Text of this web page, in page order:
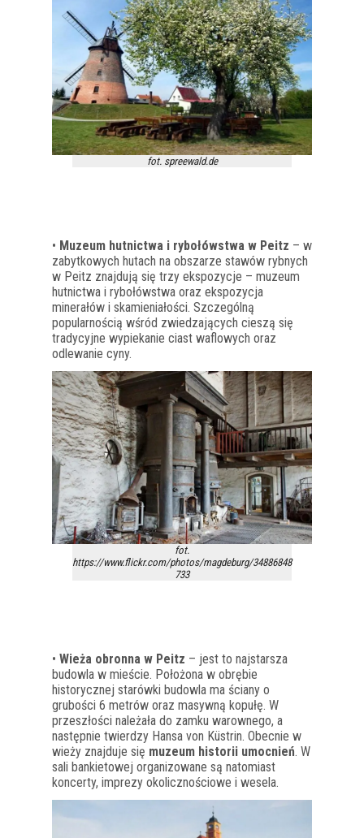
fot. spreewald.de
• Muzeum hutnictwa i rybołówstwa w Peitz – w
zabytkowych hutach na obszarze stawów rybnych
w Peitz znajdują się trzy ekspozycje – muzeum
hutnictwa i rybołówstwa oraz ekspozycja
minerałów i skamieniałości. Szczególną
popularnością wśród zwiedzających cieszą się
tradycyjne wypiekanie ciast waflowych oraz
odlewanie cyny.
fot.
https://www.flickr.com/photos/magdeburg/34886848
733
• Wieża obronna w Peitz – jest to najstarsza
budowla w mieście. Położona w obrębie
historycznej starówki budowla ma ściany o
grubości 6 metrów oraz masywną kopułę. W
przeszłości należała do zamku warownego, a
następnie twierdzy Hansa von Küstrin. Obecnie w
wieży znajduje się muzeum historii umocnień. W
sali bankietowej organizowane są natomiast
koncerty, imprezy okolicznościowe i wesela.